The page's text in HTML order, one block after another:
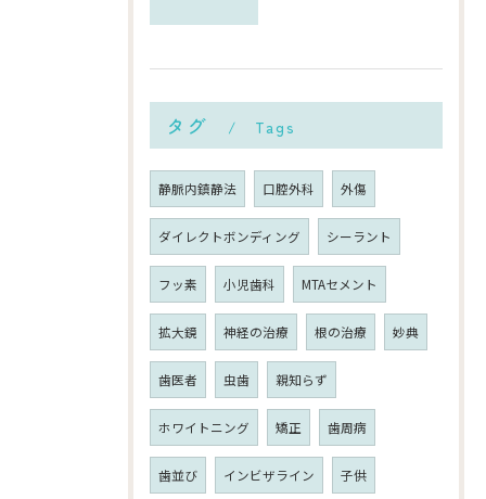
タグ Tags
静脈内鎮静法 口腔外科 外傷
ダイレクトボンディング シーラント
フッ素 小児歯科 MTAセメント
拡大鏡 神経の治療 根の治療 妙典
歯医者 虫歯 親知らず
ホワイトニング 矯正 歯周病
歯並び インビザライン 子供